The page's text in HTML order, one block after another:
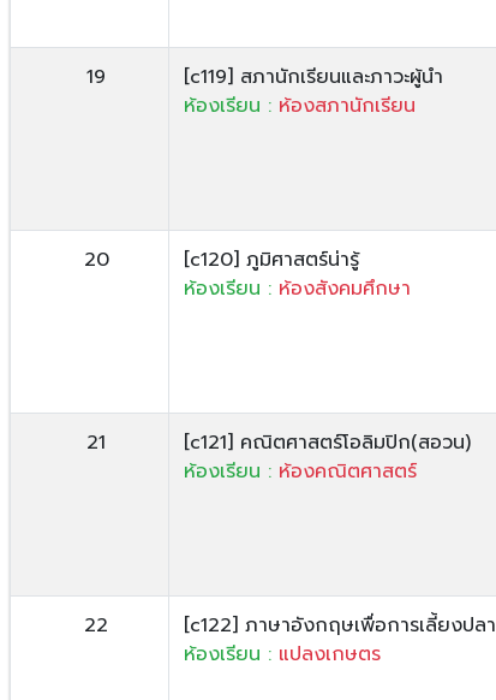
19
[c119] สภานักเรียนและภาวะผู้นำ
ห้องเรียน : ห้องสภานักเรียน
20
[c120] ภูมิศาสตร์น่ารู้
ห้องเรียน : ห้องสังคมศึกษา
21
[c121] คณิตศาสตร์โอลิมปิก(สอวน)
ห้องเรียน : ห้องคณิตศาสตร์
22
[c122] ภาษาอังกฤษเพื่อการเลี้ยงปลา
ห้องเรียน : แปลงเกษตร